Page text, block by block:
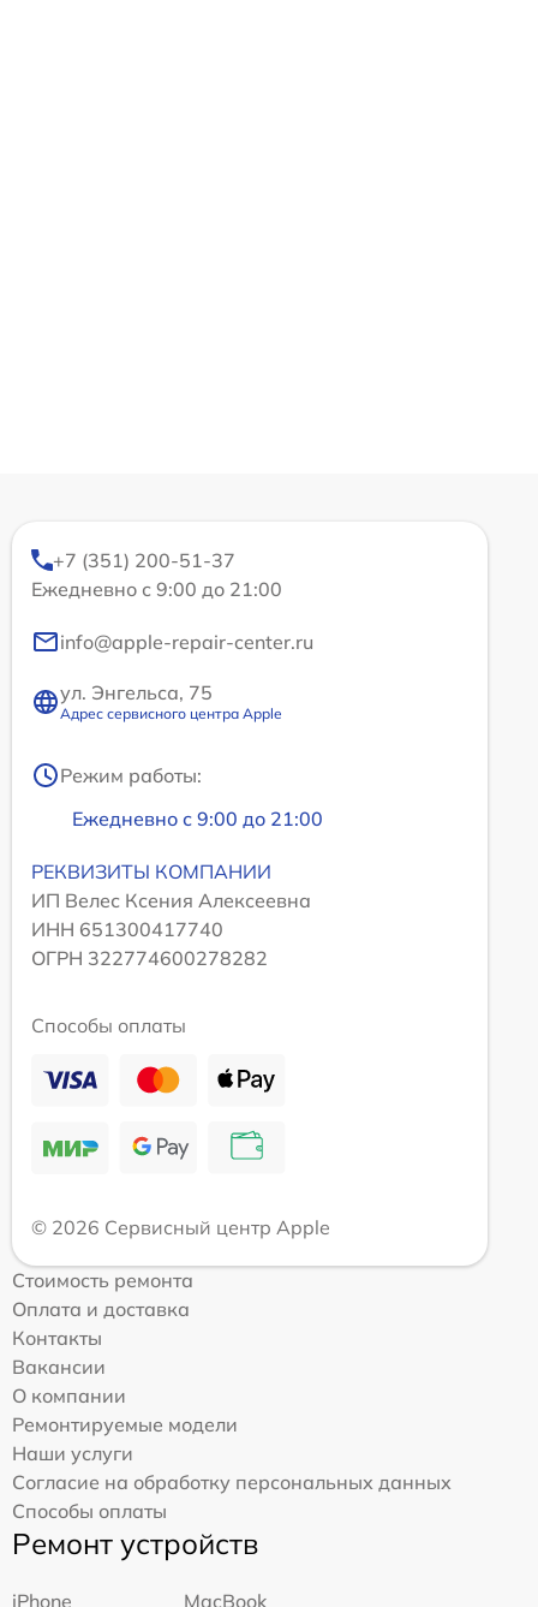
+7 (351) 200-51-37
Ежедневно с 9:00 до 21:00
info@apple-repair-center.ru
ул. Энгельса, 75
Адрес сервисного центра Apple
Режим работы:
Ежедневно с 9:00 до 21:00
РЕКВИЗИТЫ КОМПАНИИ
ИП Велес Ксения Алексеевна
ИНН 651300417740
ОГРН 322774600278282
Способы оплаты
© 2026 Сервисный центр Apple
Стоимость ремонта
Оплата и доставка
Контакты
Вакансии
О компании
Ремонтируемые модели
Наши услуги
Согласие на обработку персональных данных
Способы оплаты
Ремонт устройств
iPhone MacBook